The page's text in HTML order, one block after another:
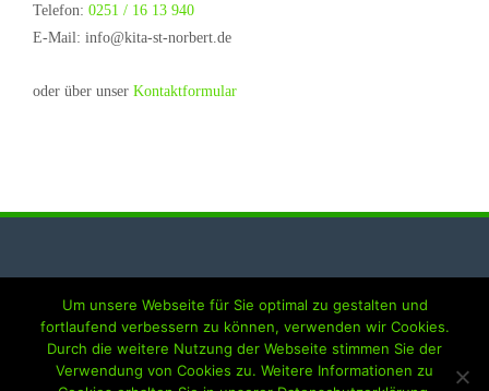
Telefon: 0251 / 16 13 940
E-Mail: info@kita-st-norbert.de
oder über unser Kontaktformular
Impressum
Datenschutzerklärung
Um unsere Webseite für Sie optimal zu gestalten und
fortlaufend verbessern zu können, verwenden wir Cookies.
Durch die weitere Nutzung der Webseite stimmen Sie der
Verwendung von Cookies zu. Weitere Informationen zu